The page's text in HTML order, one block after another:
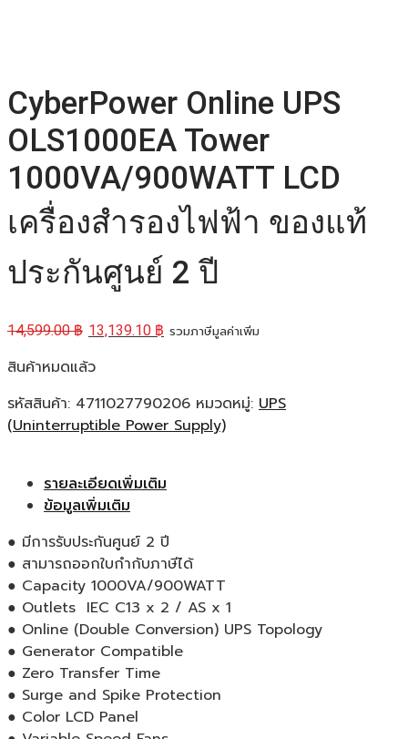
CyberPower Online UPS
OLS1000EA Tower
1000VA/900WATT LCD
เครื่องสำรองไฟฟ้า ของแท้
ประกันศูนย์ 2 ปี
14,599.00฿ 13,139.10 ฿ รวมภาษีมูลค่าเพิ่ม
สินค้าหมดแล้ว
รหัสสินค้า: 4711027790206 หมวดหมู่: UPS
(Uninterruptible Power Supply)
รายละเอียดเพิ่มเติม
ข้อมูลเพิ่มเติม
● มีการรับประกันศูนย์ 2 ปี
● สามารถออกใบกำกับภาษีได้
● Capacity 1000VA/900WATT
● Outlets IEC C13 x 2 / AS x 1
● Online (Double Conversion) UPS Topology
● Generator Compatible
● Zero Transfer Time
● Surge and Spike Protection
● Color LCD Panel